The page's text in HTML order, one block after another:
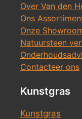
Over Van den
Ons
Onze
Natuursteen
Contacteer ons
Kunstgras
Kunstgras